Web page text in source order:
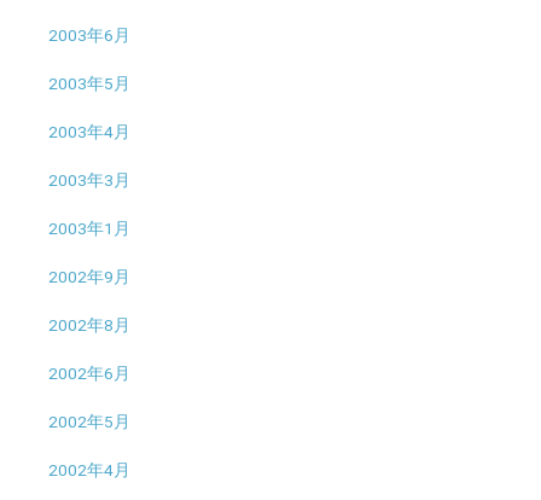
2003年6月
2003年5月
2003年4月
2003年3月
2003年1月
2002年9月
2002年8月
2002年6月
2002年5月
2002年4月